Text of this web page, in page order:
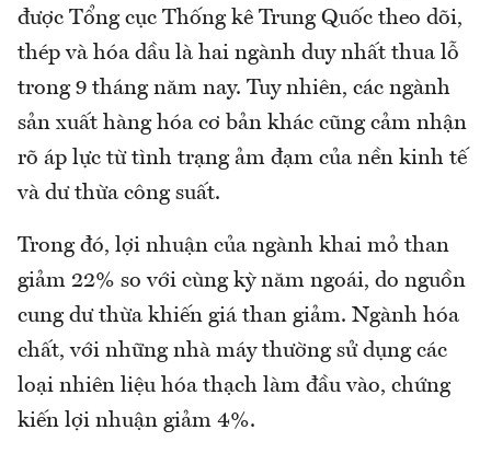
được Tổng cục Thống kê Trung Quốc theo dõi,
thép và hóa dầu là hai ngành duy nhất thua lỗ
trong 9 tháng năm nay. Tuy nhiên, các ngành
sản xuất hàng hóa cơ bản khác cũng cảm nhận
rõ áp lực từ tình trạng ảm đạm của nền kinh tế
và dư thừa công suất.
Trong đó, lợi nhuận của ngành khai mỏ than
giảm 22% so với cùng kỳ năm ngoái, do nguồn
cung dư thừa khiến giá than giảm. Ngành hóa
chất, với những nhà máy thường sử dụng các
loại nhiên liệu hóa thạch làm đầu vào, chứng
kiến lợi nhuận giảm 4%.